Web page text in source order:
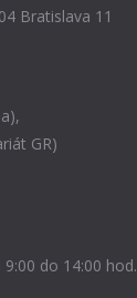
Bratislava 11
GR)
do 14:00 hod.